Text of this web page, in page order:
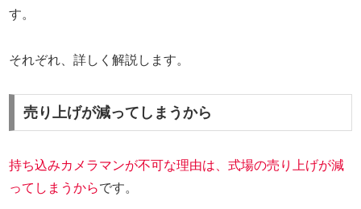
す。
それぞれ、詳しく解説します。
売り上げが減ってしまうから
持ち込みカメラマンが不可な理由は、式場の売り上げが減
ってしまうからです。